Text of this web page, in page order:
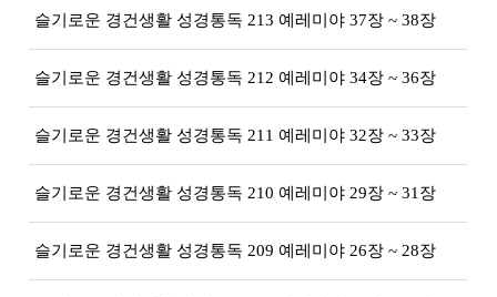
슬기로운 경건생활 성경통독 213 예레미야 37장 ~ 38장
슬기로운 경건생활 성경통독 212 예레미야 34장 ~ 36장
슬기로운 경건생활 성경통독 211 예레미야 32장 ~ 33장
슬기로운 경건생활 성경통독 210 예레미야 29장 ~ 31장
슬기로운 경건생활 성경통독 209 예레미야 26장 ~ 28장